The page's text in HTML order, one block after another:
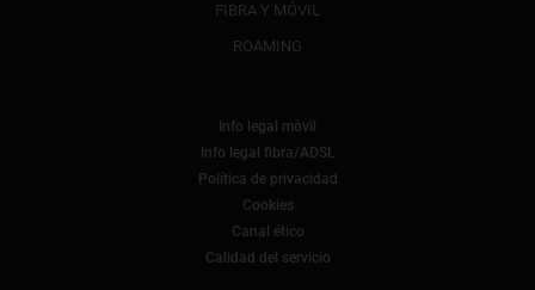
FIBRA Y MÓVIL
ROAMING
Info legal móvil
Info legal fibra/ADSL
Política de privacidad
Cookies
Canal ético
Calidad del servicio